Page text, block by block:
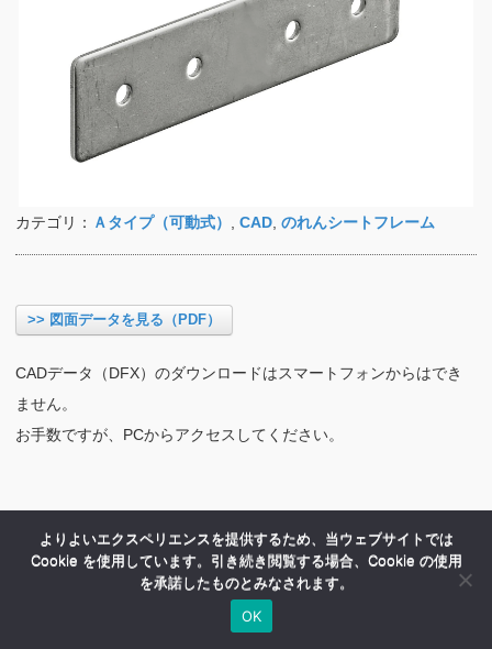
カテゴリ： Ａタイプ（可動式） CAD のれんシートフレーム
>> 図面データを見る（PDF）
CADデータ（DFX）のダウンロードはスマートフォンからはでき
ません。
お手数ですが、PCからアクセスしてください。
よりよいエクスペリエンスを提供するため、当ウェブサイトでは
Cookie を使用しています。引き続き閲覧する場合、Cookie の使用
を承諾したものとみなされます。
OK